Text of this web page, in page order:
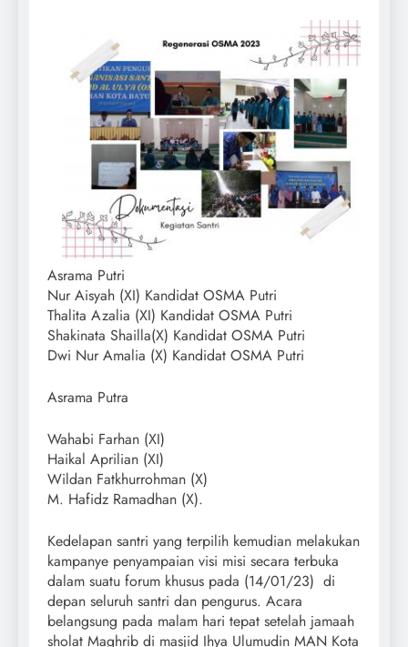
Asrama Putri
Nur Aisyah (XI) Kandidat OSMA Putri
Thalita Azalia (XI) Kandidat OSMA Putri
Shakinata Shailla(X) Kandidat OSMA Putri
Dwi Nur Amalia (X) Kandidat OSMA Putri
Asrama Putra
Wahabi Farhan (XI)
Haikal Aprilian (XI)
Wildan Fatkhurrohman (X)
M. Hafidz Ramadhan (X).
Kedelapan santri yang terpilih kemudian melakukan
kampanye penyampaian visi misi secara terbuka
dalam suatu forum khusus pada (14/01/23) di
depan seluruh santri dan pengurus. Acara
belangsung pada malam hari tepat setelah jamaah
sholat Maghrib di masjid Ihya Ulumudin MAN Kota